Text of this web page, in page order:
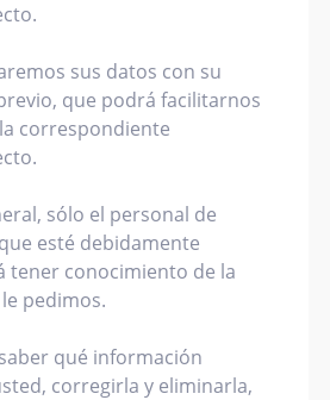
sus datos con su
que podrá facilitarnos
correspondiente
sólo el personal de
esté debidamente
tener conocimiento de la
pedimos.
qué información
corregirla y eliminarla,